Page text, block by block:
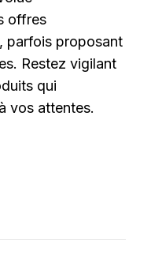
offres
parfois proposant
Restez vigilant
qui
vos attentes.